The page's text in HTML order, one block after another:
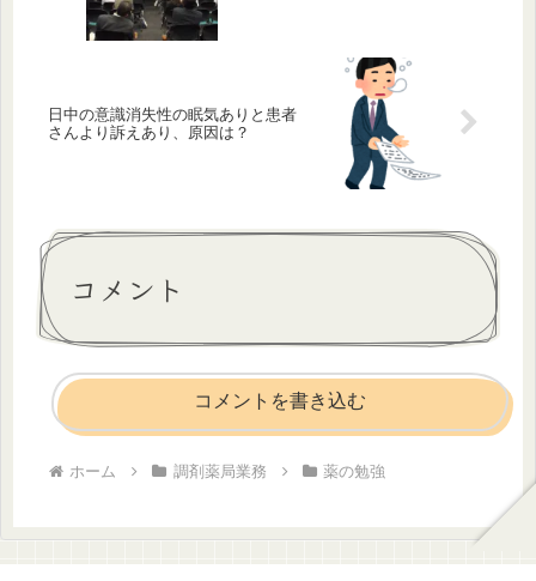
日中の意識消失性の眠気ありと患者
さんより訴えあり、原因は？
コメント
コメントを書き込む
ホーム 調剤薬局業務 薬の勉強